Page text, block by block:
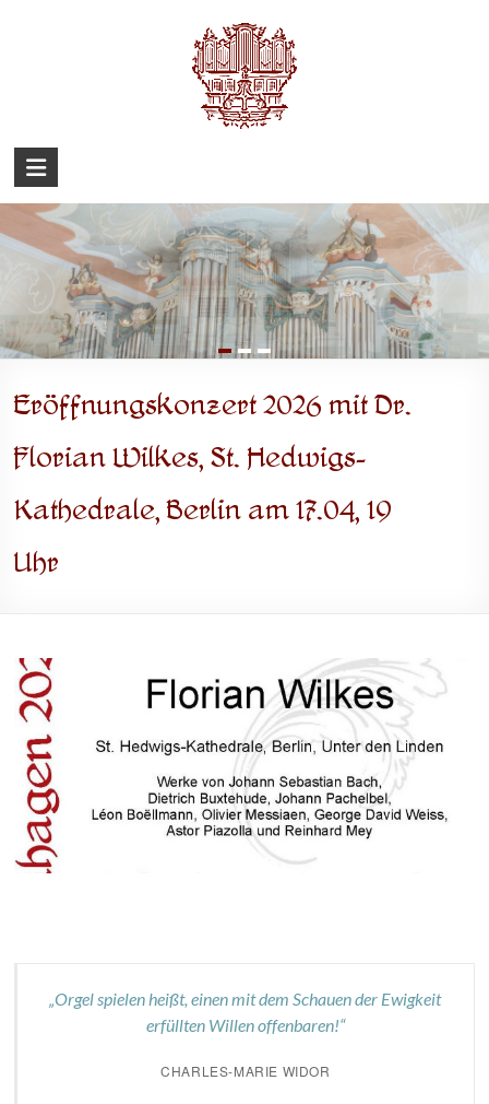
Eckenhagen
Eröffnungskonzert 2026 mit Dr.
Florian Wilkes, St. Hedwigs-
Kathedrale, Berlin am 17.04, 19
Uhr
„Orgel spielen heißt, einen mit dem Schauen der Ewigkeit
erfüllten Willen offenbaren!“
CHARLES-MARIE WIDOR